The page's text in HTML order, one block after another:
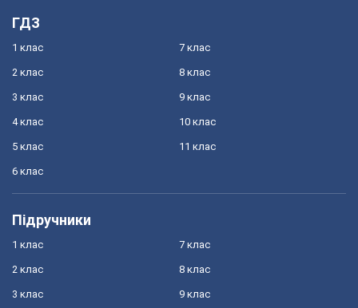
ГДЗ
1 клас
2 клас
3 клас
4 клас
5 клас
6 клас
7 клас
8 клас
9 клас
10 клас
11 клас
Підручники
1 клас
2 клас
3 клас
7 клас
8 клас
9 клас